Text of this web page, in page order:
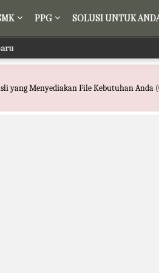
PPG SOLUSI UNTUK
yang Menyediakan File Kebutuhan Anda